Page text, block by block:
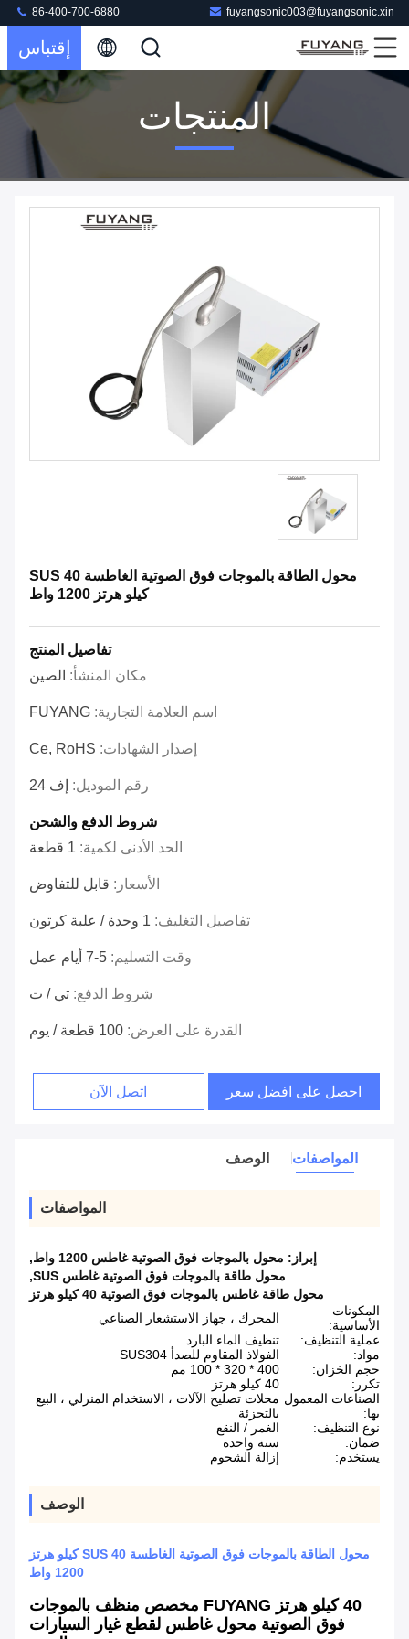
fuyangsonic003@fuyangsonic.xin
86-400-700-6880
إقتباس
المنتجات
محول الطاقة بالموجات فوق الصوتية الغاطسة SUS 40
كيلو هرتز 1200 واط
تفاصيل المنتج
مكان المنشأ: الصين
اسم العلامة التجارية: FUYANG
إصدار الشهادات: Ce, RoHS
رقم الموديل: إف 24
شروط الدفع والشحن
الحد الأدنى لكمية: 1 قطعة
الأسعار: قابل للتفاوض
تفاصيل التغليف: 1 وحدة / علبة كرتون
وقت التسليم: 5-7 أيام عمل
شروط الدفع: تي / ت
القدرة على العرض: 100 قطعة / يوم
احصل على افضل سعر اتصل الآن
المواصفات الوصف
المواصفات
إبراز: محول بالموجات فوق الصوتية غاطس 1200 واط
,
محول طاقة بالموجات فوق الصوتية غاطس SUS
,
محول طاقة غاطس بالموجات فوق الصوتية 40 كيلو هرتز
المكونات
الأساسية:
المحرك ، جهاز الاستشعار الصناعي
عملية التنظيف:
تنظيف الماء البارد
مواد:
الفولاذ المقاوم للصدأ SUS304
حجم الخزان:
400 * 320 * 100 مم
تكرر:
40 كيلو هرتز
الصناعات المعمول
بها:
محلات تصليح الآلات ، الاستخدام المنزلي ، البيع
بالتجزئة
نوع التنظيف:
الغمر / النقع
ضمان:
سنة واحدة
يستخدم:
إزالة الشحوم
الوصف
محول الطاقة بالموجات فوق الصوتية الغاطسة SUS 40 كيلو هرتز
1200 واط
40 كيلو هرتز FUYANG مخصص منظف بالموجات
فوق الصوتية محول غاطس لقطع غيار السيارات